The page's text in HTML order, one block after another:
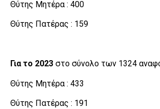
Θύτης Μητέρα : 400
Θύτης Πατέρας : 159
Για το 2023 στο σύνολο των 1324
Θύτης Μητέρα : 433
Θύτης Πατέρας : 191